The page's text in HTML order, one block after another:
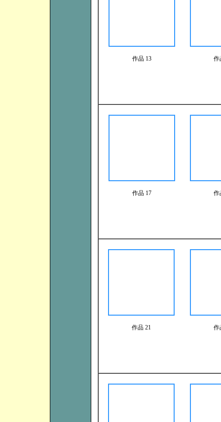
作品 13 作
作品 17 作
作品 21 作